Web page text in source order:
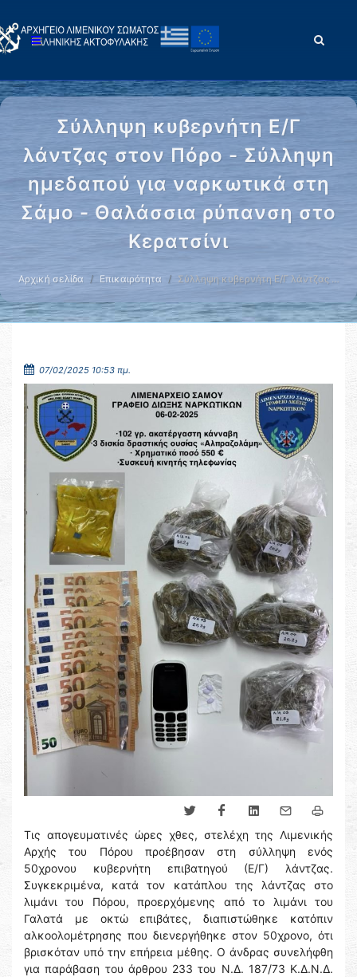
Σύλληψη κυβερνήτη Ε/Γ
λάντζας στον Πόρο - Σύλληψη
ημεδαπού για ναρκωτικά στη
Σάμο - Θαλάσσια ρύπανση στο
Κερατσίνι
Αρχική σελίδα Επικαιρότητα Σύλληψη κυβερνήτη Ε/Γ λάντζας …
07/02/2025 10:53 πμ.
Τις απογευματινές ώρες χθες, στελέχη της Λιμενικής
Αρχής του Πόρου προέβησαν στη σύλληψη ενός
50χρονου κυβερνήτη επιβατηγού (Ε/Γ) λάντζας.
Συγκεκριμένα, κατά τον κατάπλου της λάντζας στο
λιμάνι του Πόρου, προερχόμενης από το λιμάνι του
Γαλατά με οκτώ επιβάτες, διαπιστώθηκε κατόπιν
αλκοολομέτρησης που διενεργήθηκε στον 50χρονο, ότι
βρισκόταν υπό την επήρεια μέθης. Ο άνδρας συνελήφθη
για παράβαση του άρθρου 233 του Ν.Δ. 187/73 Κ.Δ.Ν.Δ.